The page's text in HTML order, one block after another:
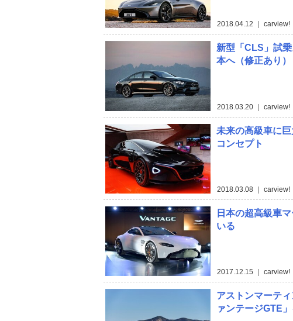
2018.04.12 ｜ carview!
新型「CLS」試
本へ（修正あり）
2018.03.20 ｜ carview!
未来の高級車に
コンセプト
2018.03.08 ｜ carview!
日本の超高級車
いる
2017.12.15 ｜ carview!
アストンマーテ
ァンテージGTE